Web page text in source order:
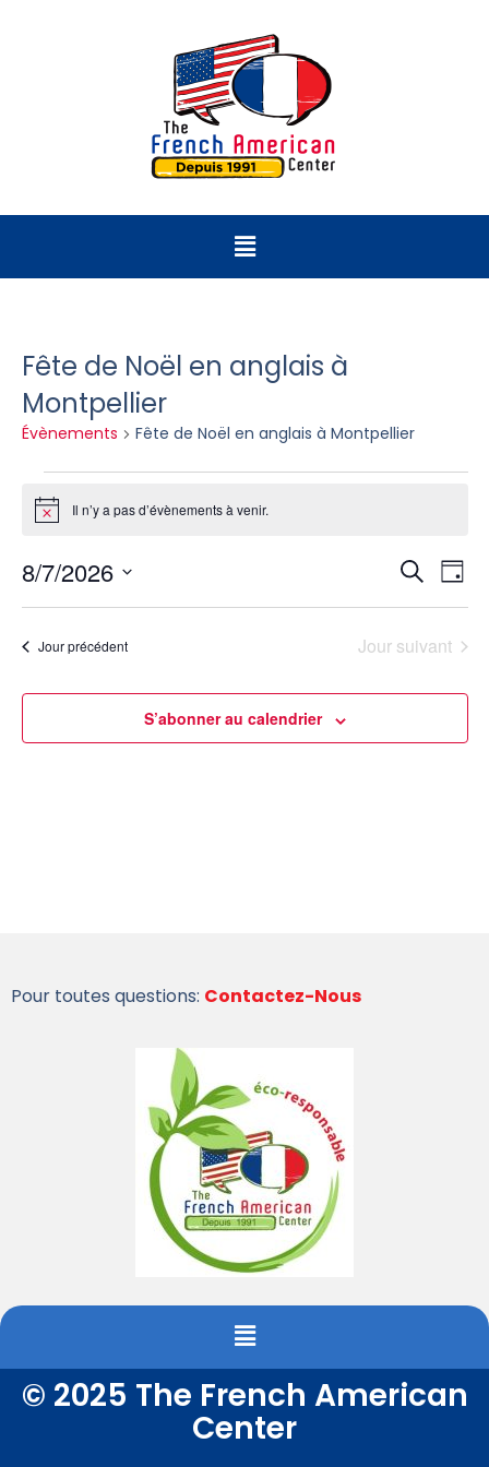
Fête de Noël en anglais à
Montpellier
Évènements Fête de Noël en anglais à Montpellier
Notice Il n’y a pas d’évènements à venir.
et
de
vues
de
Jour
8/7/2026
une
Jour précédent Jour suivant
S’abonner au calendrier
Pour toutes questions: Contactez-Nous
© 2025 The French American
Center